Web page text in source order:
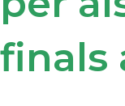
finals